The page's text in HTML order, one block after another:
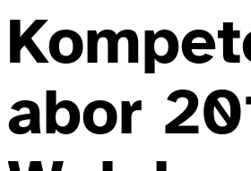
abor